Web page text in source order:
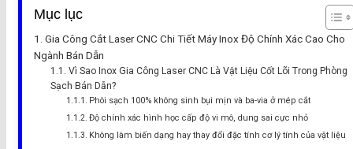
Gia công Inox Thủ Dầu Một
Gia công Inox Bến Cát
Gia công Inox Thuận An
Gia công Inox Tân Uyên
Mục lục
Gia Công Cắt Laser CNC Chi Tiết Máy Inox Độ Chính Xác Cao Cho
Ngành Bán Dẫn
Vì Sao Inox Gia Công Laser CNC Là Vật Liệu Cốt Lõi Trong Phòng
Sạch Bán Dẫn?
Phôi sạch 100% không sinh bụi mịn và ba-via ở mép cắt
Độ chính xác hình học cấp độ vi mô, dung sai cực nhỏ
Không làm biến dạng hay thay đổi đặc tính cơ lý tính của vật liệu